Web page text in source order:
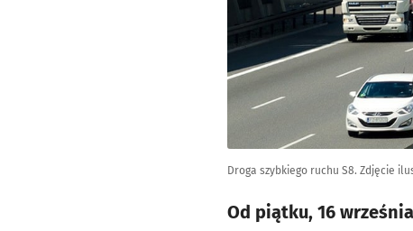
Droga szybkiego ruchu S8. Zdjęcie
Od piątku, 16